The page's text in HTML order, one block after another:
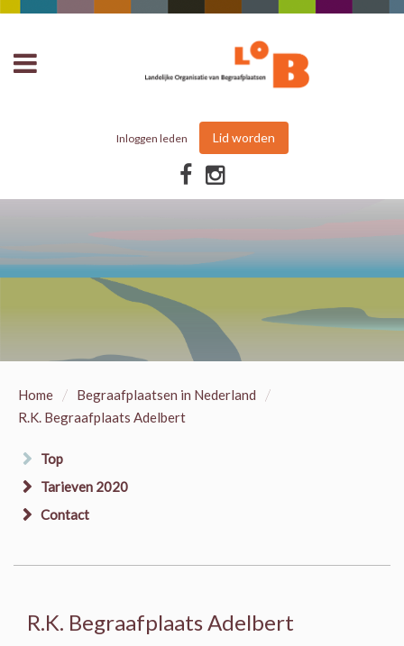
Inloggen leden Lid worden
Home / Begraafplaatsen in Nederland /
R.K. Begraafplaats Adelbert
Top
Tarieven 2020
Contact
R.K. Begraafplaats Adelbert